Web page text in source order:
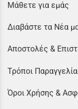
Μάθετε για εμάς
Διαβάστε τα Νέα
Αποστολές &
Τρόποι
Όροι Χρήσης &